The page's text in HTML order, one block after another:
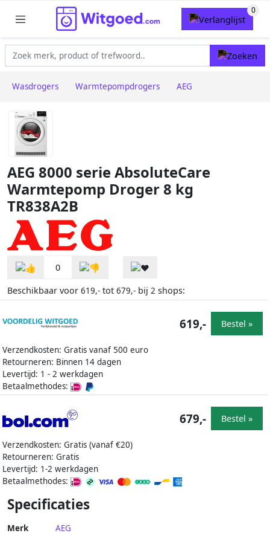
Wasdrogers Warmtepompdrogers AEG
AEG 8000 serie AbsoluteCare
Warmtepomp Droger 8 kg
TR838A2B
0
Beschikbaar voor 619,- tot 679,- bij 2 shops:
Verzendkosten: Gratis vanaf 500 euro
Retourneren: Binnen 14 dagen
Levertijd: 1 - 2 werkdagen
Betaalmethodes:
619,- Bestel »
Verzendkosten: Gratis (vanaf €20)
Retourneren: Gratis
Levertijd: 1-2 werkdagen
Betaalmethodes:
679,- Bestel »
Specificaties
Merk AEG